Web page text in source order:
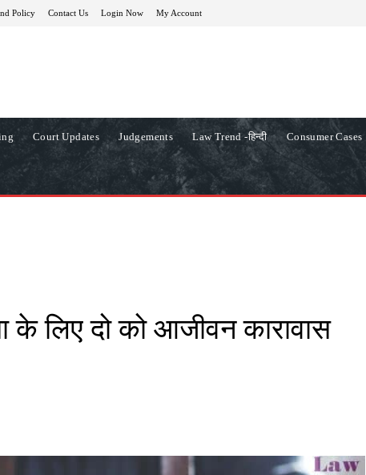
Policy Contact Us Login Now My Account
Court Updates Judgements Law Trend -हिन्दी Consumer Cases
के लिए दो को आजीवन कारावास